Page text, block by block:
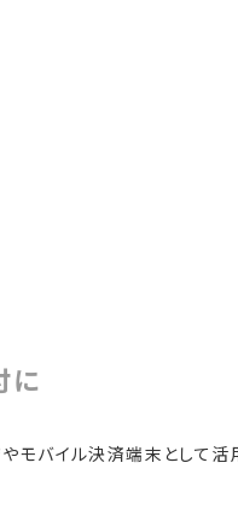
に
モバイル決済端末として活